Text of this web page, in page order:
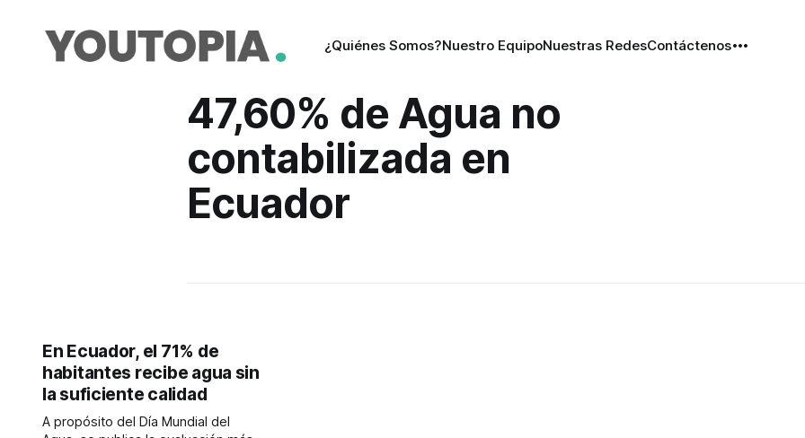
¿Quiénes Somos?Nuestro EquipoNuestras RedesContáctenos
47,60% de Agua no
contabilizada en
Ecuador
En Ecuador, el 71% de
habitantes recibe agua sin
la suficiente calidad
A propósito del Día Mundial del